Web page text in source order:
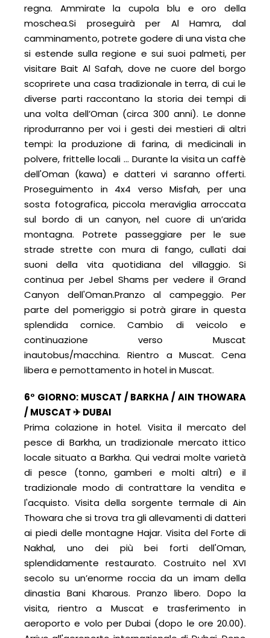
regna. Ammirate la cupola blu e oro della
moschea.Si proseguirà per Al Hamra, dal
camminamento, potrete godere di una vista che
si estende sulla regione e sui suoi palmeti, per
visitare Bait Al Safah, dove ne cuore del borgo
scoprirete una casa tradizionale in terra, di cui le
diverse parti raccontano la storia dei tempi di
una volta dell’Oman (circa 300 anni). Le donne
riprodurranno per voi i gesti dei mestieri di altri
tempi: la produzione di farina, di medicinali in
polvere, frittelle locali ... Durante la visita un caffè
dell'Oman (kawa) e datteri vi saranno offerti.
Proseguimento in 4x4 verso Misfah, per una
sosta fotografica, piccola meraviglia arroccata
sul bordo di un canyon, nel cuore di un’arida
montagna. Potrete passeggiare per le sue
strade strette con mura di fango, cullati dai
suoni della vita quotidiana del villaggio. Si
continua per Jebel Shams per vedere il Grand
Canyon dell'Oman.Pranzo al campeggio. Per
parte del pomeriggio si potrà girare in questa
splendida cornice. Cambio di veicolo e
continuazione verso Muscat
inautobus/macchina. Rientro a Muscat. Cena
libera e pernottamento in hotel in Muscat.
6° GIORNO: MUSCAT / BARKHA / AIN THOWARA
/ MUSCAT ✈ DUBAI
Prima colazione in hotel. Visita il mercato del
pesce di Barkha, un tradizionale mercato ittico
locale situato a Barkha. Qui vedrai molte varietà
di pesce (tonno, gamberi e molti altri) e il
tradizionale modo di contrattare la vendita e
l'acquisto. Visita della sorgente termale di Ain
Thowara che si trova tra gli allevamenti di datteri
ai piedi delle montagne Hajar. Visita del Forte di
Nakhal, uno dei più bei forti dell'Oman,
splendidamente restaurato. Costruito nel XVI
secolo su un’enorme roccia da un imam della
dinastia Bani Kharous. Pranzo libero. Dopo la
visita, rientro a Muscat e trasferimento in
aeroporto e volo per Dubai (dopo le ore 20.00).